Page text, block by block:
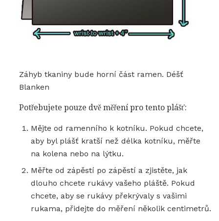
Záhyb tkaniny bude horní část ramen. Déšť
Blanken
Potřebujete pouze dvě měření pro tento plášť:
Mějte od ramenního k kotníku. Pokud chcete,
aby byl plášť kratší než délka kotníku, měřte
na kolena nebo na lýtku.
Měřte od zápěstí po zápěstí a zjistěte, jak
dlouho chcete rukávy vašeho pláště. Pokud
chcete, aby se rukávy překrývaly s vašimi
rukama, přidejte do měření několik centimetrů.